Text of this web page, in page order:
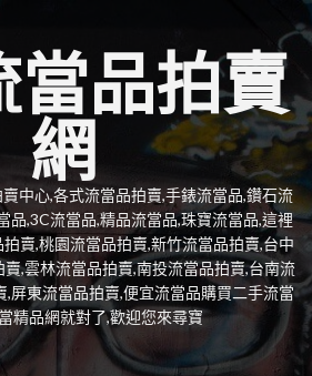
品拍賣
網
中心,各式流當品拍賣,手錶流當品,鑽石流
品,3C流當品,精品流當品,珠寶流當品,這裡
賣,桃園流當品拍賣,新竹流當品拍賣,台中
,雲林流當品拍賣,南投流當品拍賣,台南流
,屏東流當品拍賣,便宜流當品購買二手流當
精品網就對了,歡迎您來尋寶